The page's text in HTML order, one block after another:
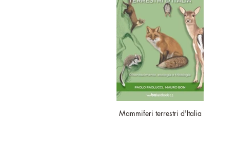
Mammiferi terrestri d'Italia